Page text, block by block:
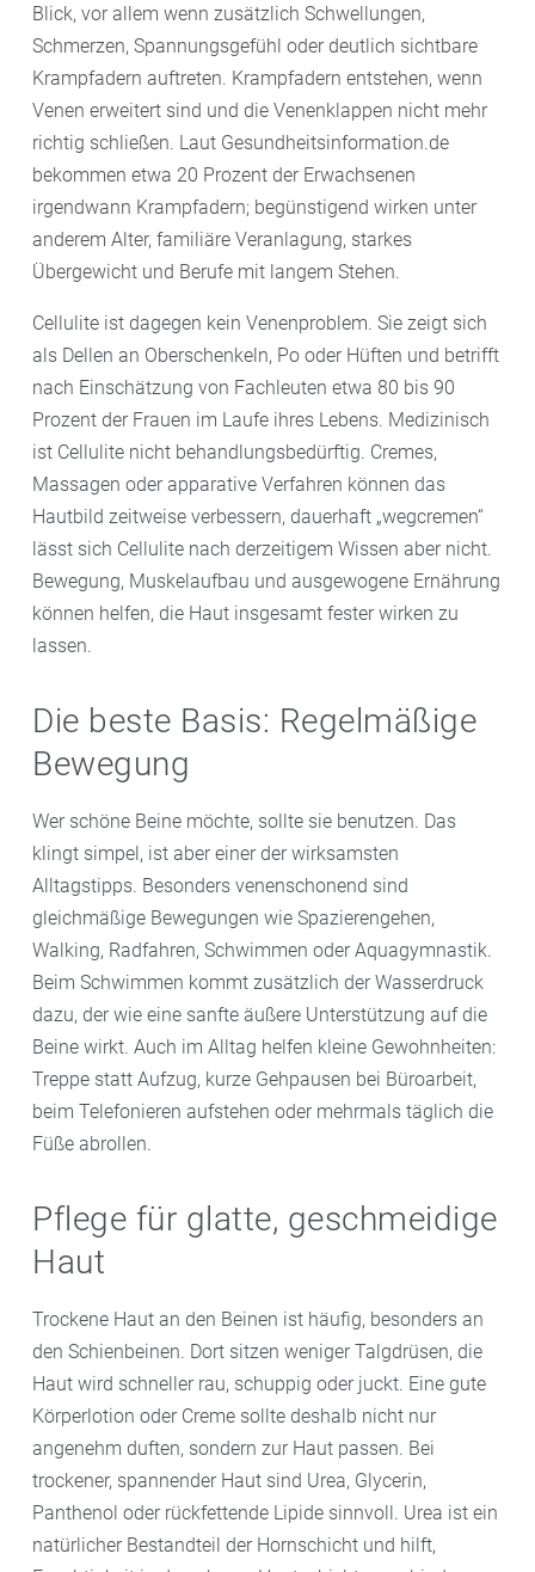
Blick, vor allem wenn zusätzlich Schwellungen,
Schmerzen, Spannungsgefühl oder deutlich sichtbare
Krampfadern auftreten. Krampfadern entstehen, wenn
Venen erweitert sind und die Venenklappen nicht mehr
richtig schließen. Laut Gesundheitsinformation.de
bekommen etwa 20 Prozent der Erwachsenen
irgendwann Krampfadern; begünstigend wirken unter
anderem Alter, familiäre Veranlagung, starkes
Übergewicht und Berufe mit langem Stehen.
Cellulite ist dagegen kein Venenproblem. Sie zeigt sich
als Dellen an Oberschenkeln, Po oder Hüften und betrifft
nach Einschätzung von Fachleuten etwa 80 bis 90
Prozent der Frauen im Laufe ihres Lebens. Medizinisch
ist Cellulite nicht behandlungsbedürftig. Cremes,
Massagen oder apparative Verfahren können das
Hautbild zeitweise verbessern, dauerhaft „wegcremen“
lässt sich Cellulite nach derzeitigem Wissen aber nicht.
Bewegung, Muskelaufbau und ausgewogene Ernährung
können helfen, die Haut insgesamt fester wirken zu
lassen.
Die beste Basis: Regelmäßige
Bewegung
Wer schöne Beine möchte, sollte sie benutzen. Das
klingt simpel, ist aber einer der wirksamsten
Alltagstipps. Besonders venenschonend sind
gleichmäßige Bewegungen wie Spazierengehen,
Walking, Radfahren, Schwimmen oder Aquagymnastik.
Beim Schwimmen kommt zusätzlich der Wasserdruck
dazu, der wie eine sanfte äußere Unterstützung auf die
Beine wirkt. Auch im Alltag helfen kleine Gewohnheiten:
Treppe statt Aufzug, kurze Gehpausen bei Büroarbeit,
beim Telefonieren aufstehen oder mehrmals täglich die
Füße abrollen.
Pflege für glatte, geschmeidige
Haut
Trockene Haut an den Beinen ist häufig, besonders an
den Schienbeinen. Dort sitzen weniger Talgdrüsen, die
Haut wird schneller rau, schuppig oder juckt. Eine gute
Körperlotion oder Creme sollte deshalb nicht nur
angenehm duften, sondern zur Haut passen. Bei
trockener, spannender Haut sind Urea, Glycerin,
Panthenol oder rückfettende Lipide sinnvoll. Urea ist ein
natürlicher Bestandteil der Hornschicht und hilft,